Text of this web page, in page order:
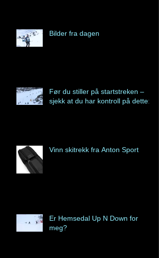
Bilder fra dagen
Før du stiller på startstreken –
sjekk at du har kontroll på dette:
Vinn skitrekk fra Anton Sport
Er Hemsedal Up N Down for
meg?